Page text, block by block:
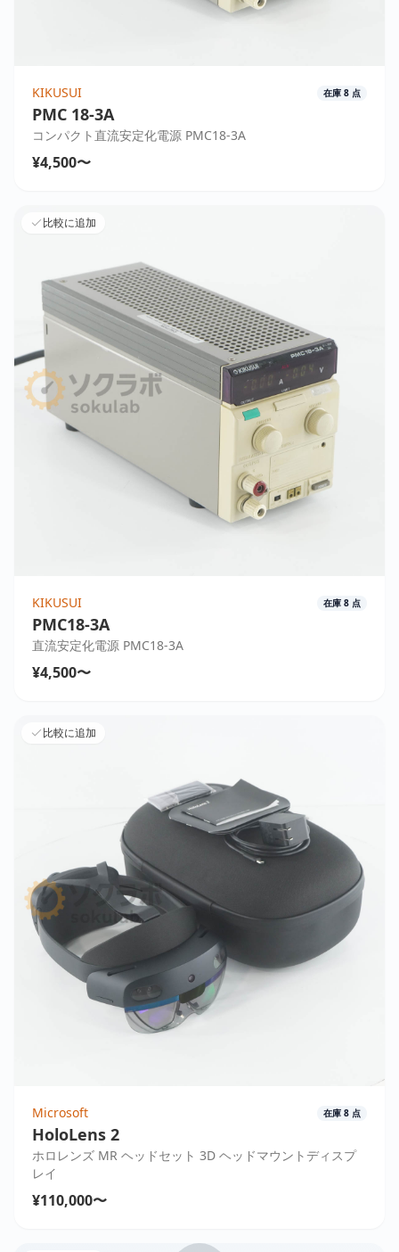
KIKUSUI 在庫 8 点
PMC 18-3A
コンパクト直流安定化電源 PMC18-3A
¥4,500〜
比較に追加
KIKUSUI 在庫 8 点
PMC18-3A
直流安定化電源 PMC18-3A
¥4,500〜
比較に追加
Microsoft 在庫 8 点
HoloLens 2
ホロレンズ MR ヘッドセット 3D ヘッドマウントディスプ
レイ
¥110,000〜